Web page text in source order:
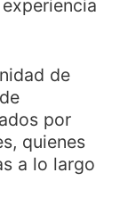
de
por
quienes
a lo largo